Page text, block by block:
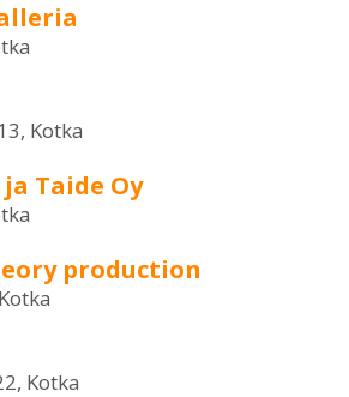
Kotka
Taide Oy
production
Kotka